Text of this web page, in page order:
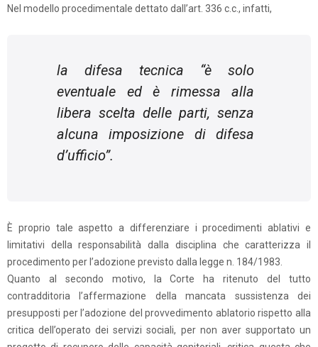
Nel modello procedimentale dettato dall’art. 336 c.c., infatti,
la difesa tecnica “è solo
eventuale ed è rimessa alla
libera scelta delle parti, senza
alcuna imposizione di difesa
d’ufficio”.
È proprio tale aspetto a differenziare i procedimenti ablativi e
limitativi della responsabilità dalla disciplina che caratterizza il
procedimento per l’adozione previsto dalla legge n. 184/1983.
Quanto al secondo motivo, la Corte ha ritenuto del tutto
contradditoria l’affermazione della mancata sussistenza dei
presupposti per l’adozione del provvedimento ablatorio rispetto alla
critica dell’operato dei servizi sociali, per non aver supportato un